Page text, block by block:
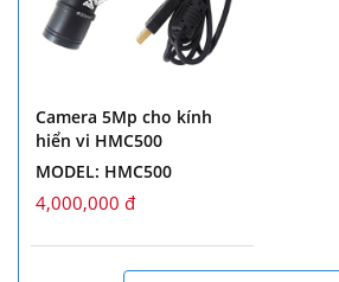
Camera 5Mp cho kính
hiển vi HMC500
MODEL: HMC500
4,000,000 đ